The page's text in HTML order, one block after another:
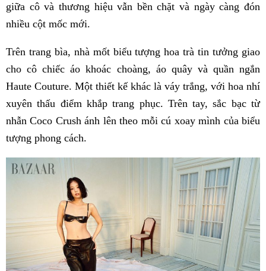
giữa cô và thương hiệu vẫn bền chặt và ngày càng đón
nhiều cột mốc mới.
Trên trang bìa, nhà mốt biểu tượng hoa trà tin tưởng giao
cho cô chiếc áo khoác choàng, áo quây và quần ngắn
Haute Couture. Một thiết kế khác là váy trắng, với hoa nhí
xuyên thấu điểm khắp trang phục. Trên tay, sắc bạc từ
nhẫn Coco Crush ánh lên theo mỗi cú xoay mình của biểu
tượng phong cách.